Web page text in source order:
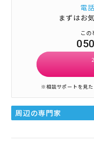
電
まずはお
この
※相談サポートを見た
周辺の専門家